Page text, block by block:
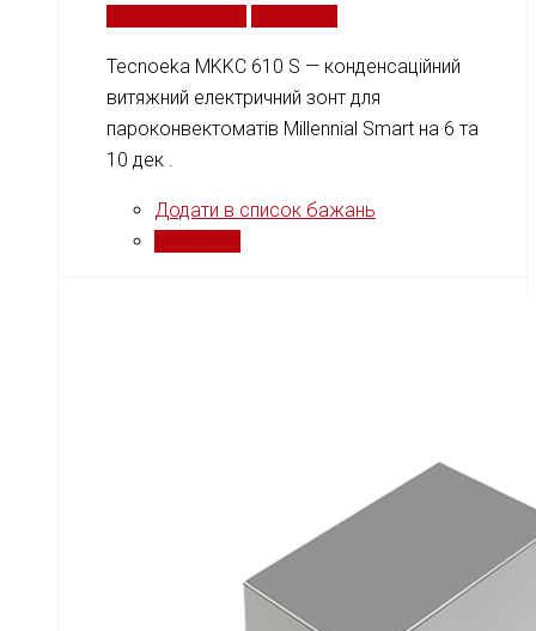
Tecnoeka MKKC 610 S — конденсаційний
витяжний електричний зонт для
пароконвектоматів Millennial Smart на 6 та
10 дек .
Додати в список бажань